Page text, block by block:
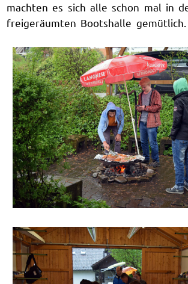
machten es sich alle schon mal in
freigeräumten Bootshalle gemütlich.